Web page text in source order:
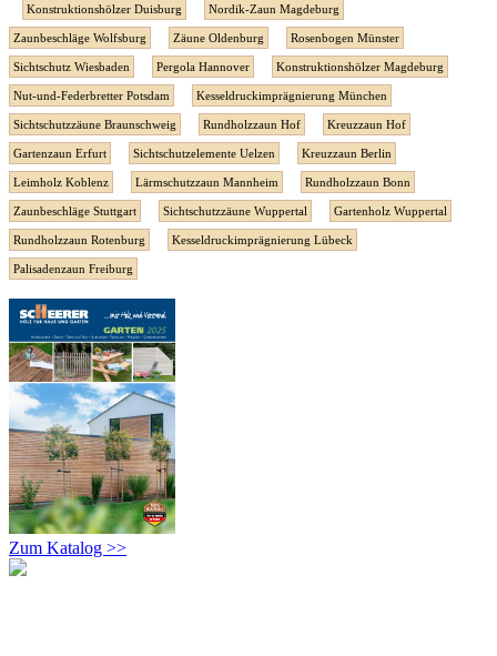
Konstruktionshölzer Duisburg Nordik-Zaun Magdeburg
Zaunbeschläge Wolfsburg Zäune Oldenburg Rosenbogen Münster
Sichtschutz Wiesbaden Pergola Hannover Konstruktionshölzer Magdeburg
Nut-und-Federbretter Potsdam Kesseldruckimprägnierung München
Sichtschutzzäune Braunschweig Rundholzzaun Hof Kreuzzaun Hof
Gartenzaun Erfurt Sichtschutzelemente Uelzen Kreuzzaun Berlin
Leimholz Koblenz Lärmschutzzaun Mannheim Rundholzzaun Bonn
Zaunbeschläge Stuttgart Sichtschutzzäune Wuppertal Gartenholz Wuppertal
Rundholzzaun Rotenburg Kesseldruckimprägnierung Lübeck
Palisadenzaun Freiburg
Zum Katalog >>